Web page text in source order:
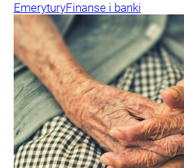
EmeryturyFinanse i banki